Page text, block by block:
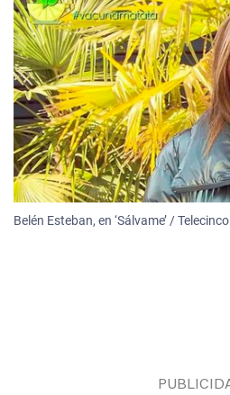
Belén Esteban, en ‘Sálvame’ / Telecinco